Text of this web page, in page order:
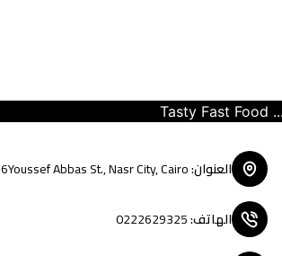
Tasty Fast Food ...
العنوان:
Abbas St., Nasr City, Cairo
الهاتف:
0222629325